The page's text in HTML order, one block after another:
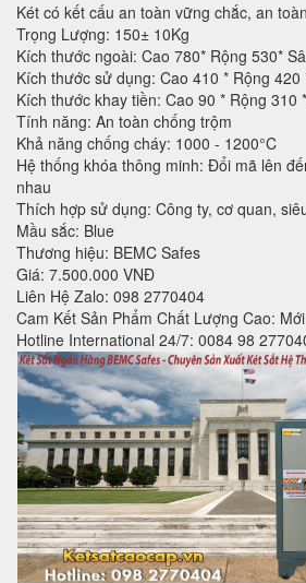
Két có kết cấu an toàn vững chắc, an
Trọng Lượng: 150± 10Kg
Kích thước ngoài: Cao 780* Rộng 530*
Kích thước sử dụng: Cao 410 * Rộng 420
Kích thước khay tiền: Cao 90 * Rộng 310
Tính năng: An toàn chống trộm
Khả năng chống cháy: 1000 - 1200°C
Hệ thống khóa thông minh: Đổi mã lên
nhau
Thích hợp sử dụng: Công ty, cơ quan,
Mầu sắc: Blue
Thương hiệu: BEMC Safes
Giá: 7.500.000 VNĐ
Liên Hệ Zalo: 098 2770404
Cam Kết Sản Phẩm Chất Lượng Cao:
Hotline International 24/7: 0084 98